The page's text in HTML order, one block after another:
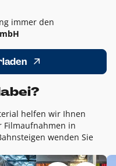
immer den
helfen wir Ihnen
Filmaufnahmen in
wenden Sie